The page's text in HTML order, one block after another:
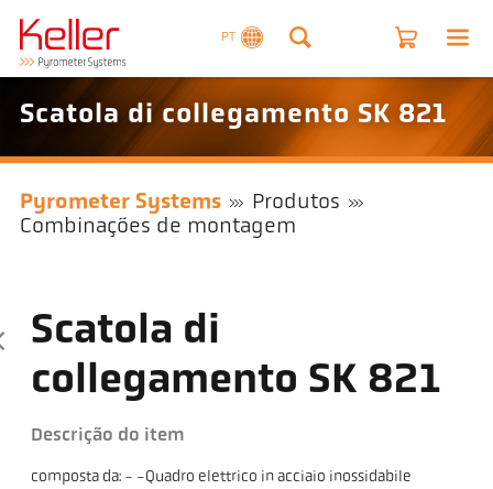
PT
Scatola di collegamento SK 821
Pyrometer Systems
Produtos
Combinações de montagem
Scatola di
collegamento SK 821
Descrição do item
composta da: - -Quadro elettrico in acciaio inossidabile